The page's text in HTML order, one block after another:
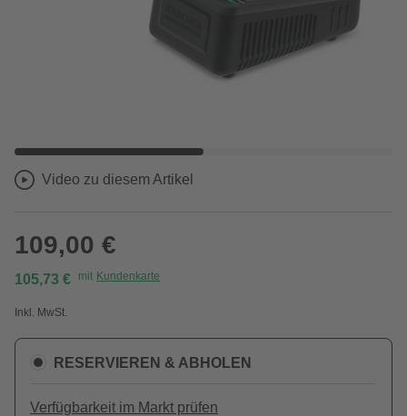
Video zu diesem Artikel
109,00 €
105,73 € mit Kundenkarte
Inkl. MwSt.
RESERVIEREN & ABHOLEN
Verfügbarkeit im Markt prüfen